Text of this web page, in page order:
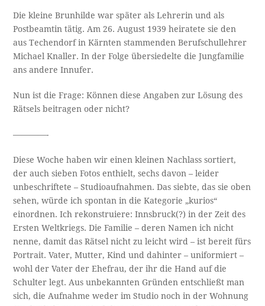
Die kleine Brunhilde war später als Lehrerin und als
Postbeamtin tätig. Am 26. August 1939 heiratete sie den
aus Techendorf in Kärnten stammenden Berufschullehrer
Michael Knaller. In der Folge übersiedelte die Jungfamilie
ans andere Innufer.
Nun ist die Frage: Können diese Angaben zur Lösung des
Rätsels beitragen oder nicht?
————-
Diese Woche haben wir einen kleinen Nachlass sortiert,
der auch sieben Fotos enthielt, sechs davon – leider
unbeschriftete – Studioaufnahmen. Das siebte, das sie oben
sehen, würde ich spontan in die Kategorie „kurios“
einordnen. Ich rekonstruiere: Innsbruck(?) in der Zeit des
Ersten Weltkriegs. Die Familie – deren Namen ich nicht
nenne, damit das Rätsel nicht zu leicht wird – ist bereit fürs
Portrait. Vater, Mutter, Kind und dahinter – uniformiert –
wohl der Vater der Ehefrau, der ihr die Hand auf die
Schulter legt. Aus unbekannten Gründen entschließt man
sich, die Aufnahme weder im Studio noch in der Wohnung